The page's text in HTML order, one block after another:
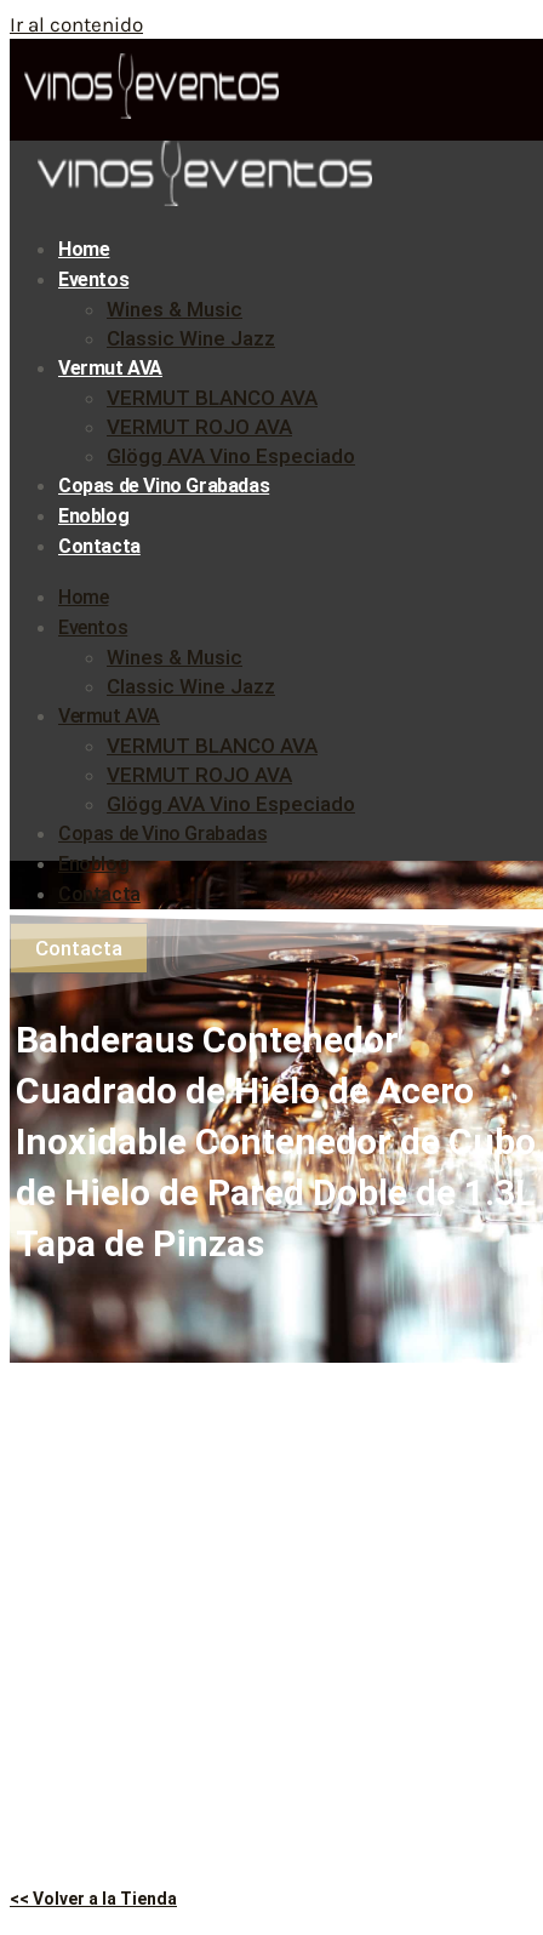
Ir al contenido
Home
Eventos
Wines & Music
Classic Wine Jazz
Vermut AVA
VERMUT BLANCO AVA
VERMUT ROJO AVA
Glögg AVA Vino Especiado
Copas de Vino Grabadas
Enoblog
Contacta
Home
Eventos
Wines & Music
Classic Wine Jazz
Vermut AVA
VERMUT BLANCO AVA
VERMUT ROJO AVA
Glögg AVA Vino Especiado
Copas de Vino Grabadas
Enoblog
Contacta
Contacta
Bahderaus Contenedor
Cuadrado de Hielo de Acero
Inoxidable Contenedor de Cubo
de Hielo de Pared Doble de 1.3L
Tapa de Pinzas
<< Volver a la Tienda